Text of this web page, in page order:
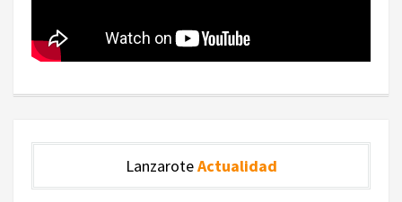
LanzaroteActualidad